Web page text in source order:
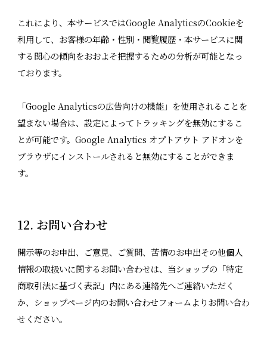
これにより、本サービスではGoogle AnalyticsのCookieを
利用して、お客様の年齢・性別・閲覧履歴・本サービスに関
する関心の傾向をおおよそ把握するための分析が可能となっ
ております。
「Google Analyticsの広告向けの機能」を使用されることを
望まない場合は、設定によってトラッキングを無効にするこ
とが可能です。Google Analytics オプトアウト アドオンを
ブラウザにインストールされると無効にすることができま
す。
12. お問い合わせ
開示等のお申出、ご意見、ご質問、苦情のお申出その他個人
情報の取扱いに関するお問い合わせは、当ショップの「特定
商取引法に基づく表記」内にある連絡先へご連絡いただく
か、ショップページ内のお問い合わせフォームよりお問い合わ
せください。